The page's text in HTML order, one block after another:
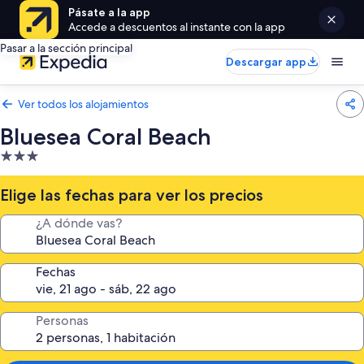
Pásate a la app
Accede a descuentos al instante con la app
Pasar a la sección principal
Descargar app
Ver todos los alojamientos
Bluesea Coral Beach
Alojamiento
de
3.0 estrellas
Elige las fechas para ver los precios
¿A dónde vas?
Fechas
Personas